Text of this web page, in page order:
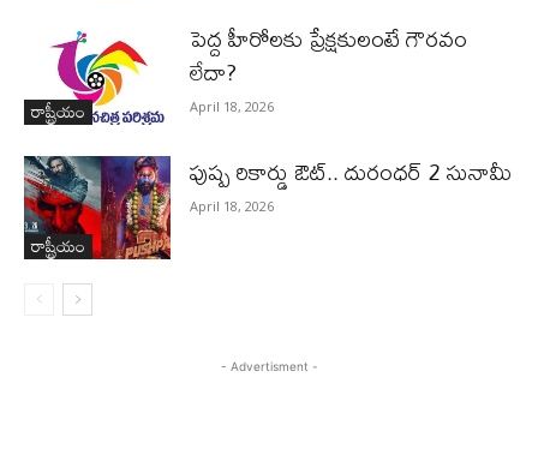
రాష్ట్రీయం
పెద్ద హీరోల‌కు ప్రేక్ష‌కులంటే గౌర‌వం
లేదా?
April 18, 2026
రాష్ట్రీయం
పుష్ప రికార్డు ఔట్‌.. దురంధ‌ర్ 2 సునామీ
April 18, 2026
- Advertisment -